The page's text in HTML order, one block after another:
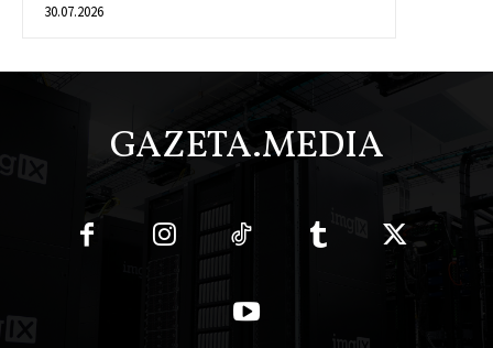
30.07.2026
GAZETA.MEDIA